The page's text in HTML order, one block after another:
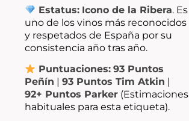
Estatus: Icono de la Ribera. Es
uno de los vinos más reconocidos
y respetados de España por su
consistencia año tras año.
Puntuaciones: 93 Puntos
Peñín | 93 Puntos Tim Atkin |
92+ Puntos Parker(Estimaciones
habituales para esta etiqueta).